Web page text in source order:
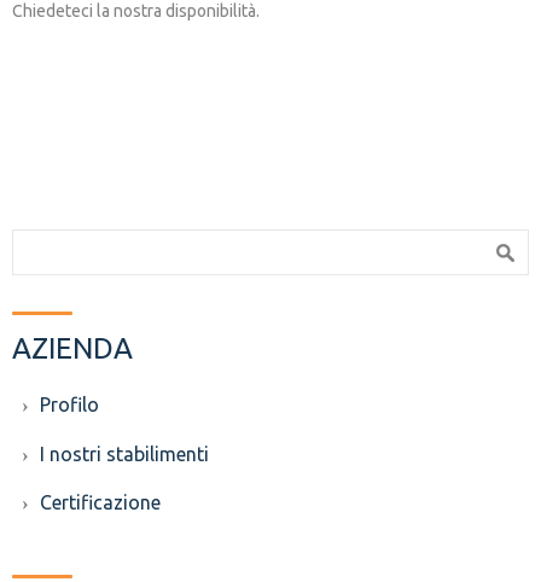
Chiedeteci la nostra disponibilità.
AZIENDA
Profilo
I nostri stabilimenti
Certificazione